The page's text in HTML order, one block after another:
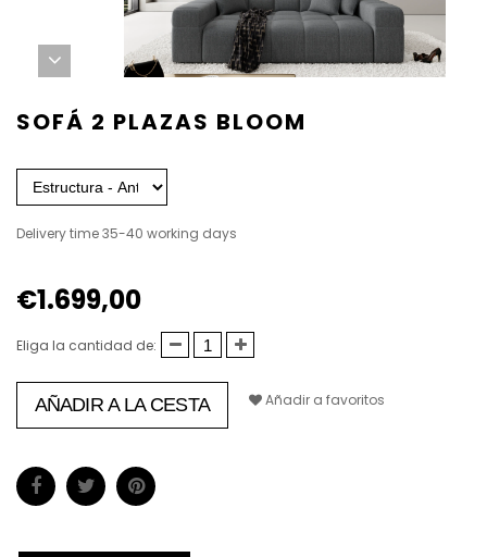
SOFÁ 2 PLAZAS BLOOM
Delivery time 35-40 working days
€1.699,00
Eliga la cantidad de:
AÑADIR A LA CESTA Añadir a favoritos